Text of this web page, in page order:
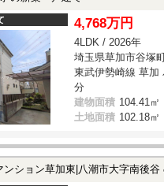
4,768万円
4LDK / 2026年
埼玉県草加市谷塚
東武伊勢崎線 草加
分
建物面積 104.41㎡
土地面積 102.18㎡
ション草加東|八潮市大字南後谷 の中